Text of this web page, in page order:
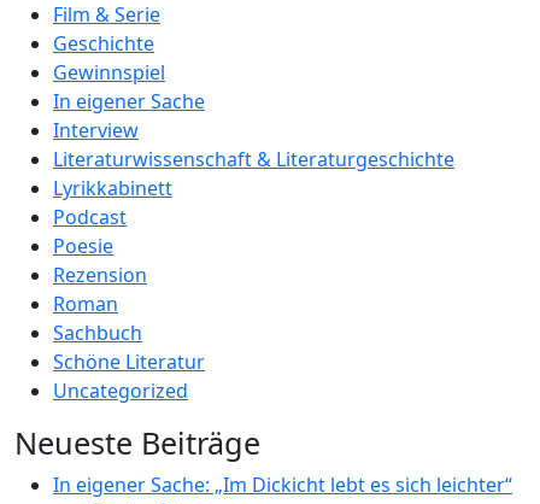
Film & Serie
Geschichte
Gewinnspiel
In eigener Sache
Interview
Literaturwissenschaft & Literaturgeschichte
Lyrikkabinett
Podcast
Poesie
Rezension
Roman
Sachbuch
Schöne Literatur
Uncategorized
Neueste Beiträge
In eigener Sache: „Im Dickicht lebt es sich leichter“